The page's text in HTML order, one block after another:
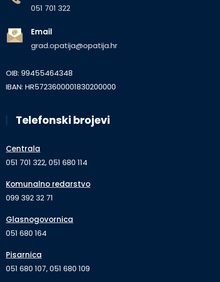
051 701 322
Email
grad.opatija@opatija.hr
OIB: 99455464348
IBAN: HR5723600001830200000
Telefonski brojevi
Centrala
051 701 322, 051 680 114
Komunalno redarstvo
099 392 32 71
Glasnogovornica
051 680 164
Pisarnica
051 680 107, 051 680 109